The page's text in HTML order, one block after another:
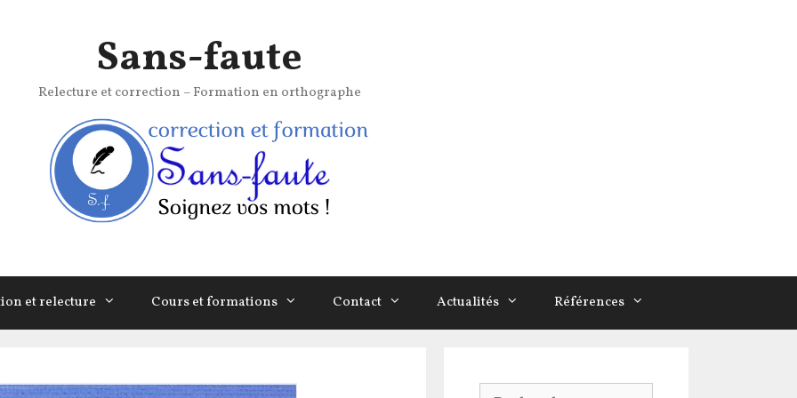
Sans-faute
Relecture et correction – Formation en orthographe
et relecture Cours et formations Contact Actualités Références
Rechercher :